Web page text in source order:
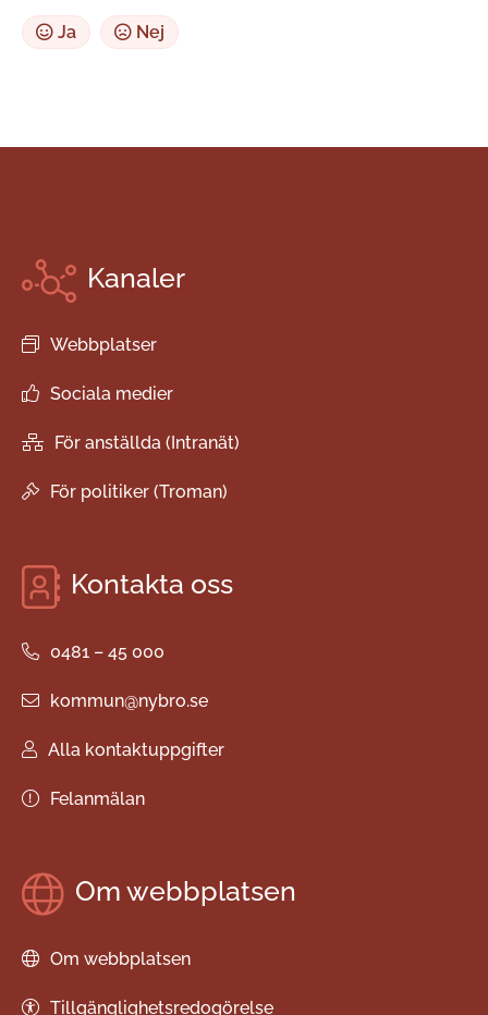
Ja Nej
Kanaler
Webbplatser
Sociala medier
För anställda (Intranät)
För politiker (Troman)
Kontakta oss
0481 – 45 000
kommun@nybro.se
Alla kontaktuppgifter
Felanmälan
Om webbplatsen
Om webbplatsen
Tillgänglighetsredogörelse